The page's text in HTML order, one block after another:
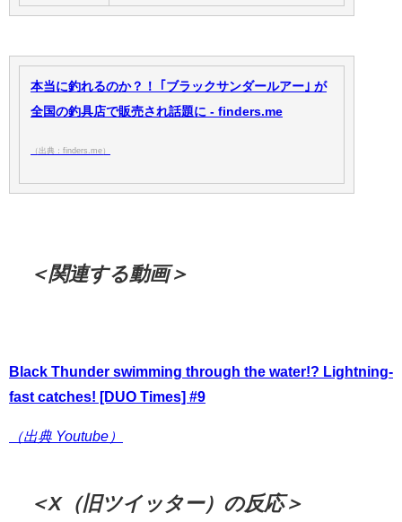
本当に釣れるのか？！ ｢ブラックサンダールアー｣ が
全国の釣具店で販売され話題に - finders.me
（出典：finders.me）
＜関連する動画＞
Black Thunder swimming through the water!? Lightning-
fast catches! [DUO Times] #9
（出典 Youtube）
＜X（旧ツイッター）の反応＞